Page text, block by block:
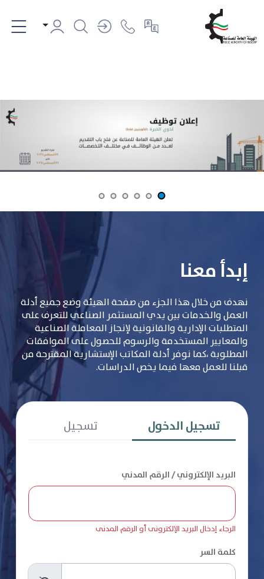
إبدأ معنا
نهدف من خلال هذا الجزء من صفحة الهيئة وضع جميع أدلة
العمل والخدمات بين يدي المستثمر الصناعي للتعرف على
المتطلبات الإدارية والقانونية لإنجاز المعاملة الصناعية
والمعايير المستخدمة والرسوم للحصول على الموافقات
المطلوبة ،كما نوفر أدلة المكاتب الإستشارية المقترحة من
قبلنا للعمل معها فيما يخص الدراسات.
تسجيل الدخول تسجيل
البريد الإلكتروني / الرقم المدني
الرجاء إدخال البريد الإلكترونى أو الرقم المدنى
كلمة السر